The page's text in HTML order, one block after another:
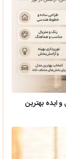
ایده بهترین